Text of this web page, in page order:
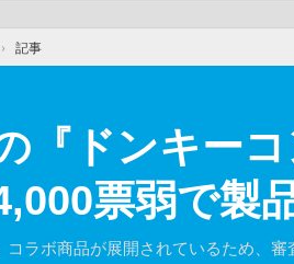
› 記事
『ドンキー
票弱で製
ラボ商品が展開されているため、審